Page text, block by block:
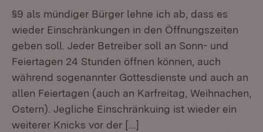
§9 als mündiger Bürger lehne ich ab, dass es
wieder Einschränkungen in den Öffnungszeiten
geben soll. Jeder Betreiber soll an Sonn- und
Feiertagen 24 Stunden öffnen können, auch
während sogenannter Gottesdienste und auch an
allen Feiertagen (auch an Karfreitag, Weihnachen,
Ostern). Jegliche Einschränkuing ist wieder ein
weiterer Knicks vor der […]